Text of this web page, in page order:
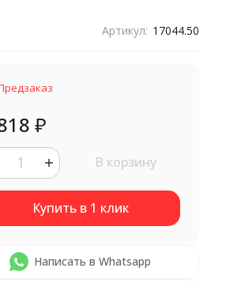
Артикул: 17044.50
₽
В корзину
Написать в Whatsapp